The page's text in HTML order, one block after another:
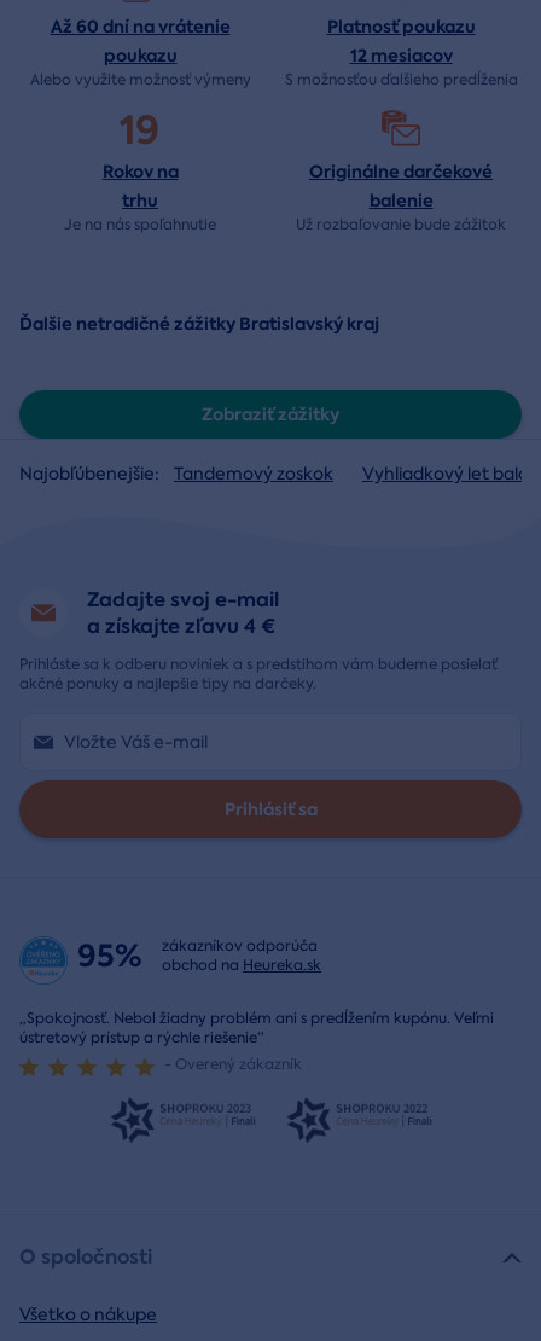
Až 60 dní na vrátenie
poukazu
Alebo využite možnosť výmeny
Platnosť poukazu
12 mesiacov
S možnosťou ďalšieho predĺženia
19
Rokov na
trhu
Je na nás spoľahnutie
Originálne darčekové
balenie
Už rozbaľovanie budezážitok
Ďalšie netradičné zážitky Bratislavský kraj
Zobraziť zážitky
Najobľúbenejšie: Tandemový zoskok Vyhliadkový let
Zadajte svoj e-mail
a získajte zľavu 4 €
Prihláste sa k odberu noviniek a s predstihom vám budeme posielať
akčné ponuky a najlepšie tipy na darčeky.
Prihlásiť sa
95%
zákazníkov odporúča
obchod na Heureka.sk
„Spokojnosť. Nebol žiadny problém ani s predĺžením kupónu. Veľmi
ústretový prístup a rýchle riešenie“
- Overený zákazník
O spoločnosti
Všetko o nákupe